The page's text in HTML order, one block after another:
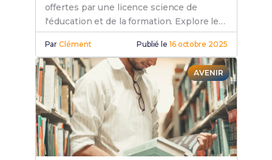
offertes par une licence science de
l'éducation et de la formation. Explore les
métiers en pédagogie et éducation.
ParClément Publié le 16 octobre 2025
AVENIR